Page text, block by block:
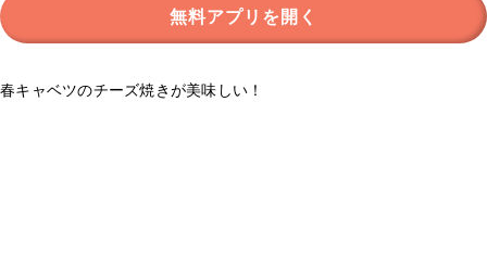
無料アプリを開く
春キャベツのチーズ焼きが美味しい！